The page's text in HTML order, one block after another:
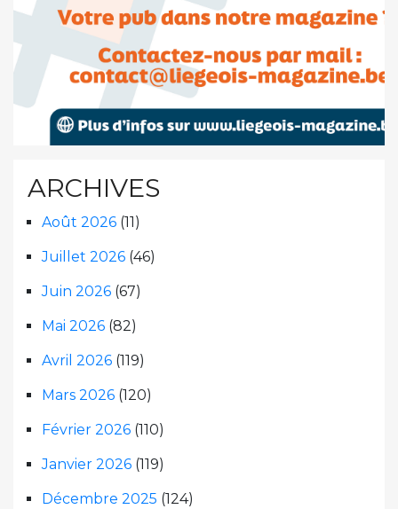
ARCHIVES
Août 2026 (11)
Juillet 2026 (46)
Juin 2026 (67)
Mai 2026 (82)
Avril 2026 (119)
Mars 2026 (120)
Février 2026 (110)
Janvier 2026 (119)
Décembre 2025 (124)